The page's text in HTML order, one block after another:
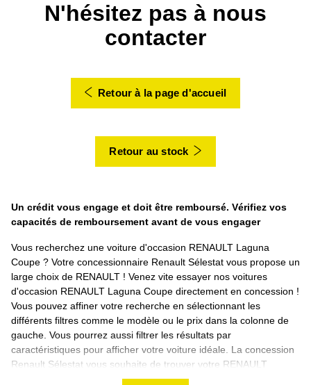
N'hésitez pas à nous
contacter
Retour à la page d'accueil
Retour au stock
Un crédit vous engage et doit être remboursé. Vérifiez vos
capacités de remboursement avant de vous engager
Vous recherchez une voiture d'occasion RENAULT Laguna
Coupe ? Votre concessionnaire Renault Sélestat vous propose un
large choix de RENAULT ! Venez vite essayer nos voitures
d'occasion RENAULT Laguna Coupe directement en concession !
Vous pouvez affiner votre recherche en sélectionnant les
différents filtres comme le modèle ou le prix dans la colonne de
gauche. Vous pourrez aussi filtrer les résultats par
caractéristiques pour afficher votre voiture idéale. La concession
Renault Sélestat vous souhaite de trouver votre RENAULT
Laguna Coupe d'occasion ! Si vous ne trouvez pas de véhicule